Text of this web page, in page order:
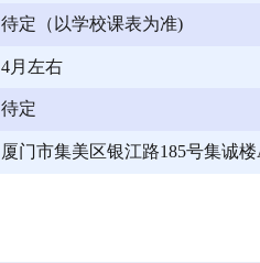
待定（以学校课表为准)
4月左右
待定
厦门市集美区银江路185号集诚